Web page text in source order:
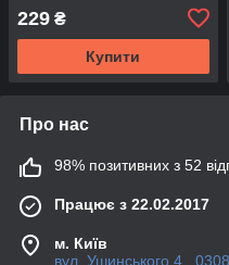
229 ₴
Купити
Про нас
98% позитивних з 52
Працює з 22.02.2017
м. Київ
вул. Ушинського 4 ,